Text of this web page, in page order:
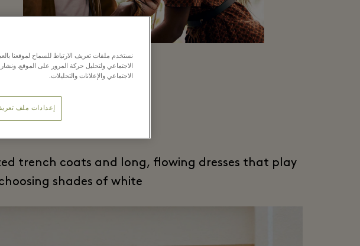
trench coats and long, flowing dresses that play
shades of white.
نستخدم ملفات تعريف الارتباط للسماح لموقعنا
الاجتماعي ولتحليل حركة المرور على الموقع.
الاجتماعي والإعلانات والتحليلات.
إعدادات ملف